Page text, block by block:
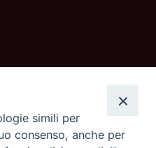
simili per
consenso, anche per